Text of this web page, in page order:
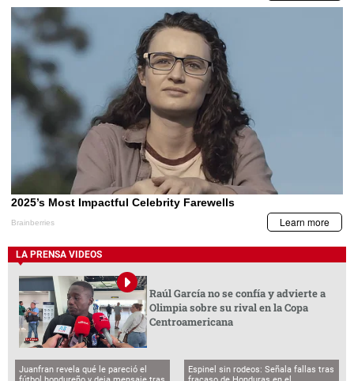
LA PRENSA VIDEOS
Raúl García no se confía y advierte a
Olimpia sobre su rival en la Copa
Centroamericana
Juanfran revela qué le pareció el
Espinel sin rodeos: Señala fallas tras